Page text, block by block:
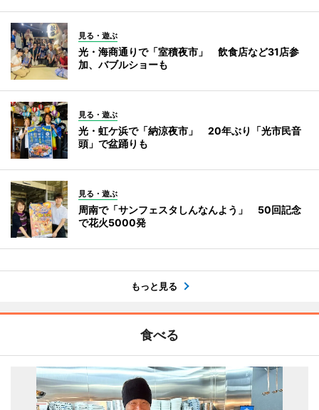
見る・遊ぶ
光・海商通りで「室積夜市」 飲食店など31店参
加、バブルショーも
見る・遊ぶ
光・虹ケ浜で「納涼夜市」 20年ぶり「光市民音
頭」で盆踊りも
見る・遊ぶ
周南で「サンフェスタしんなんよう」 50回記念
で花火5000発
もっと見る
食べる